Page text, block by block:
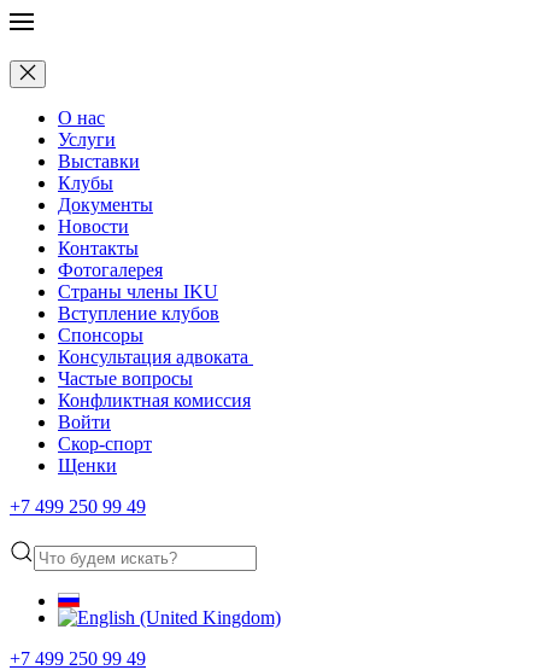
О нас
Услуги
Выставки
Клубы
Документы
Новости
Контакты
Фотогалерея
Страны члены IKU
Вступление клубов​
Спонсоры
Консультация адвоката ​
Частые вопросы
Конфликтная комиссия
Войти
Скор-спорт
Щенки
+7 499 250 99 49
+7 499 250 99 49